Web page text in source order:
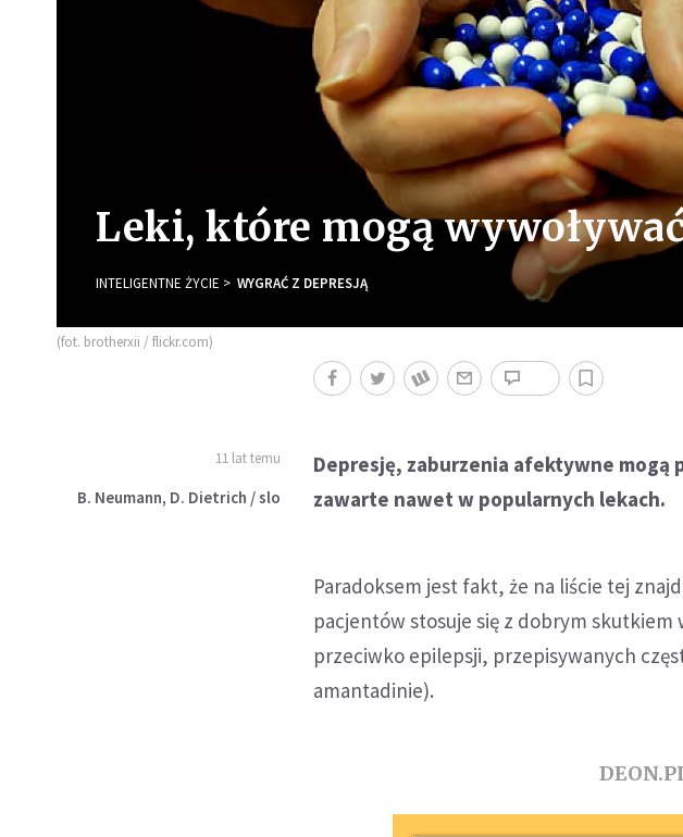
Leki, które mogą
INTELIGENTNE ŻYCIE WYGRAĆ Z DEPRESJĄ
(fot. brotherxii / flickr.com)
11 lat temu
B. Neumann, D. Dietrich / slo
Depresję, zaburzenia afektywne mogą
zawarte nawet w popularnych lekach.
Paradoksem jest fakt, że na liście tej
pacjentów stosuje się z dobrym
przeciwko epilepsji, przepisywanych
amantadinie).